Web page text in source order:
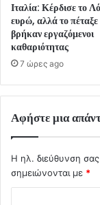
Ιταλία: Κέρδισε το
ευρώ, αλλά το
βρήκαν εργαζόμενοι
καθαριότητας
7 ώρες ago
Αφήστε μια
Η ηλ. διεύθυνση σας
σημειώνονται με *